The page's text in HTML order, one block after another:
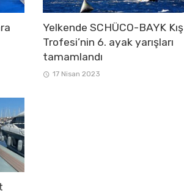
Yelkende SCHÜCO-BAYK Kış
Trofesi’nin 6. ayak yarışları
tamamlandı
17 Nisan 2023